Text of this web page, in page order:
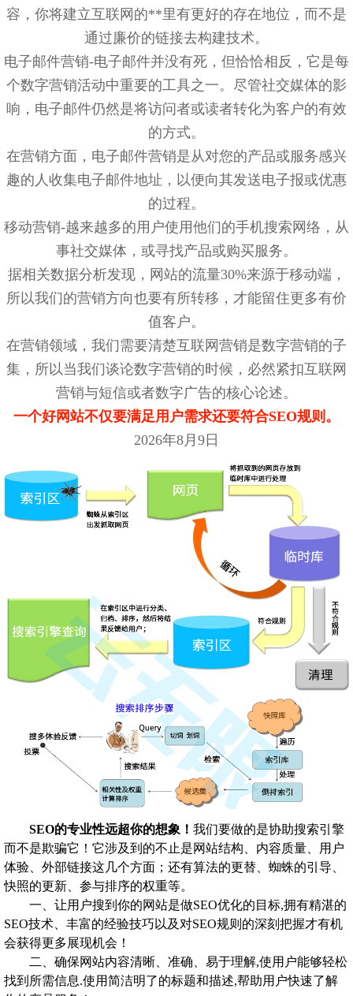
容，你将建立互联网的**里有更好的存在地位，而不是
通过廉价的链接去构建技术。
电子邮件营销-电子邮件并没有死，但恰恰相反，它是每
个数字营销活动中重要的工具之一。尽管社交媒体的影
响，电子邮件仍然是将访问者或读者转化为客户的有效
的方式。
在营销方面，电子邮件营销是从对您的产品或服务感兴
趣的人收集电子邮件地址，以便向其发送电子报或优惠
的过程。
移动营销-越来越多的用户使用他们的手机搜索网络，从
事社交媒体，或寻找产品或购买服务。
据相关数据分析发现，网站的流量30%来源于移动端，
所以我们的营销方向也要有所转移，才能留住更多有价
值客户。
在营销领域，我们需要清楚互联网营销是数字营销的子
集，所以当我们谈论数字营销的时候，必然紧扣互联网
营销与短信或者数字广告的核心论述。
一个好网站不仅要满足用户需求还要符合SEO规则。
2026年8月9日
SEO的专业性远超你的想象！ 我们要做的是协助搜索引擎
而不是欺骗它！它涉及到的不止是网站结构、内容质量、用户
体验、外部链接这几个方面；还有算法的更替、蜘蛛的引导、
快照的更新、参与排序的权重等。
一、让用户搜到你的网站是做SEO优化的目标,拥有精湛的
SEO技术、丰富的经验技巧以及对SEO规则的深刻把握才有机
会获得更多展现机会！
二、确保网站内容清晰、准确、易于理解,使用户能够轻松
找到所需信息.使用简洁明了的标题和描述,帮助用户快速了解